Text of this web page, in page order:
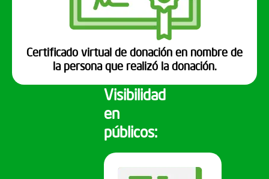
Certificado virtual de donación en nombre de
la persona que realizó la donación.
Visibilidad
en
públicos: